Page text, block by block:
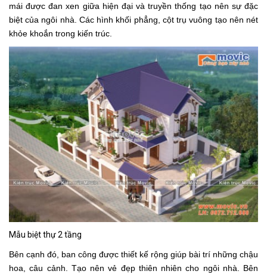
mái được đan xen giữa hiện đại và truyền thống tạo nên sự đặc
biệt của ngôi nhà. Các hình khối phẳng, cột trụ vuông tạo nên nét
khỏe khoắn trong kiến trúc.
Mẫu biệt thự 2 tầng
Bên cạnh đó, ban công được thiết kế rộng giúp bài trí những chậu
hoa, câu cảnh. Tạo nên vẻ đẹp thiên nhiên cho ngôi nhà. Bên